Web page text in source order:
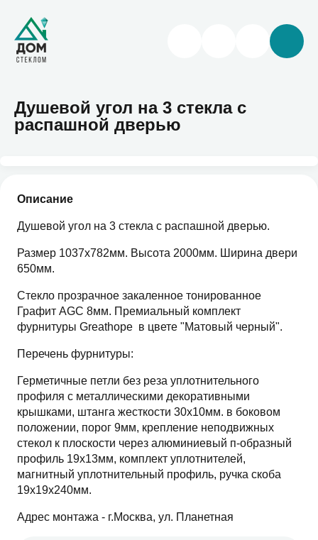
Душевой угол на 3 стекла с
распашной дверью
Описание
Душевой угол на 3 стекла с распашной дверью.
Размер 1037х782мм. Высота 2000мм. Ширина двери
650мм.
Стекло прозрачное закаленное тонированное
Графит AGC 8мм. Премиальный комплект
фурнитуры Greathope в цвете "Матовый черный".
Перечень фурнитуры:
Герметичные петли без реза уплотнительного
профиля с металлическими декоративными
крышками, штанга жесткости 30х10мм. в боковом
положении, порог 9мм, крепление неподвижных
стекол к плоскости через алюминиевый п-образный
профиль 19х13мм, комплект уплотнителей,
магнитный уплотнительный профиль, ручка скоба
19х19х240мм.
Адрес монтажа - г.Москва, ул. Планетная